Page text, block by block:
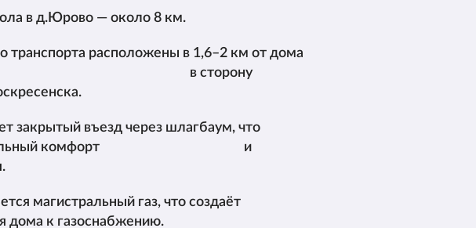
в д.Юрово — около 8 км.
транспорта расположены в 1,6–2 км от дома
в сторону
закрытый въезд через шлагбаум, что
комфорт и
магистральный газ, что создаёт
дома к газоснабжению.